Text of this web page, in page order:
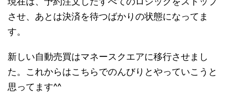
させ、あとは決済を待つばかりの状態になってま
す。
新しい自動売買はマネースクエアに移行させまし
た。これからはこちらでのんびりとやっていこうと
思ってます^^